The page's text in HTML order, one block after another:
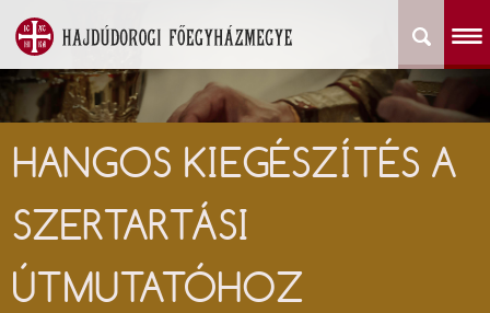
HANGOS KIEGÉSZÍTÉS A
SZERTARTÁSI
ÚTMUTATÓHOZ